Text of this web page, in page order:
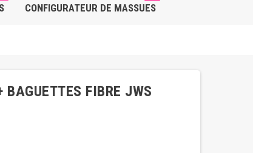
CONFIGURATEUR DE MASSUES
BAGUETTES FIBRE JWS